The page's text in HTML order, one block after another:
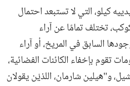
كيلو، التي لا تستبعد احتمال
تختلف تمامًا عن آراء
السابق في المريخ، أو آراء
تقوم بإخفاء الكائنات الفضائية،
و"هيلين شارمان، اللذيْن يقولان